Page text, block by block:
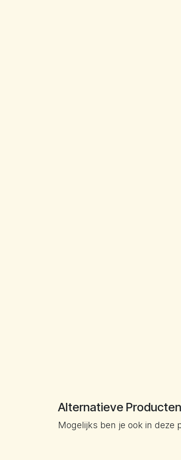
Alternatieve Producten
Mogelijks ben je ook in deze